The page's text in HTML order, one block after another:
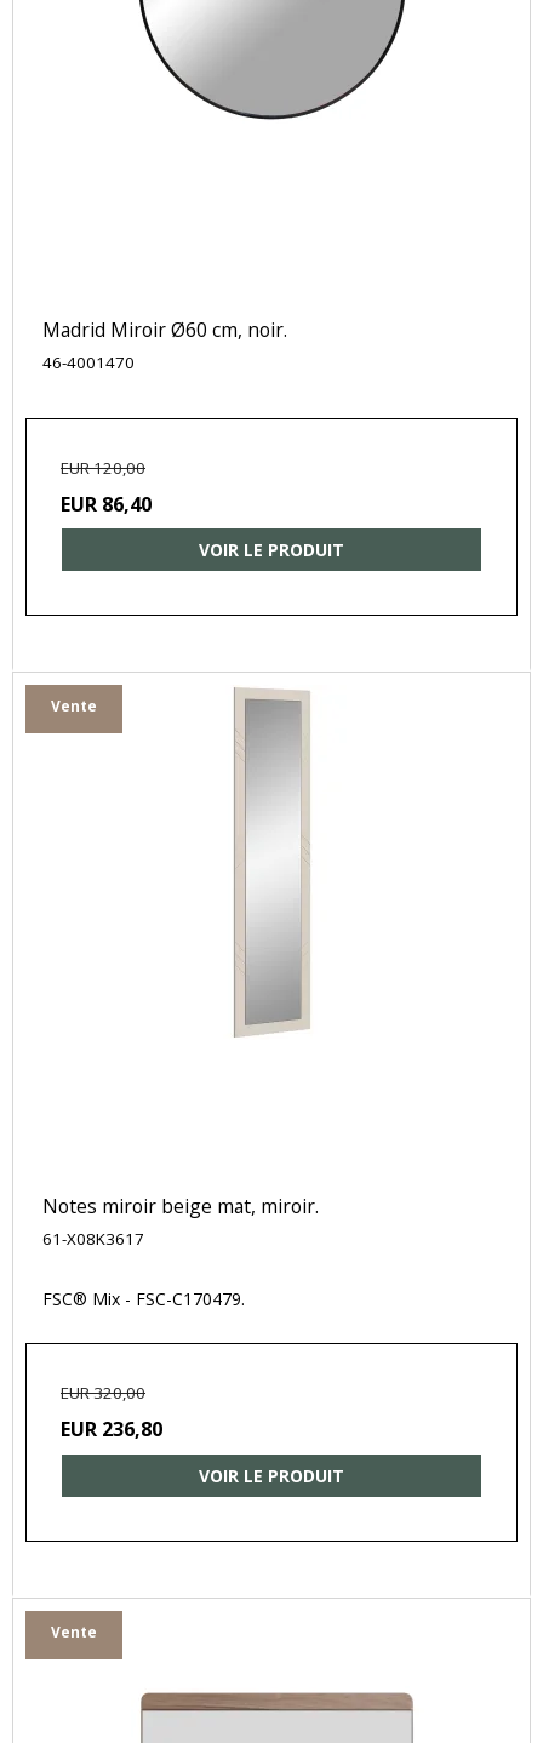
Madrid Miroir Ø60 cm, noir.
46-4001470
EUR 120,00
EUR 86,40
VOIR LE PRODUIT
Vente
Notes miroir beige mat, miroir.
61-X08K3617
FSC® Mix - FSC-C170479.
EUR 320,00
EUR 236,80
VOIR LE PRODUIT
Vente